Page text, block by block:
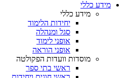
מידע כללי
מידע כללי
יחידות הלימוד
סגל ומנהלה
אופני לימוד
אופני הוראה
מוסדות וועדות הפקולטה
ראשי בתי ספר